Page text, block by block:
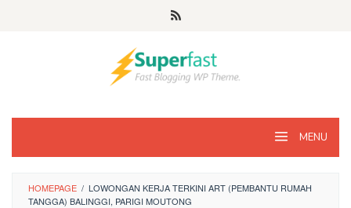
MENU
HOMEPAGE / LOWONGAN KERJA TERKINI ART (PEMBANTU RUMAH
TANGGA) BALINGGI, PARIGI MOUTONG